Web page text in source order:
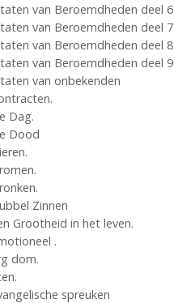
van Beroemdheden deel 6
van Beroemdheden deel 7
van Beroemdheden deel 8
van Beroemdheden deel 9
van onbekenden
Dag.
Dood
Zinnen
Grootheid in het leven.
.
dom.
spreuken